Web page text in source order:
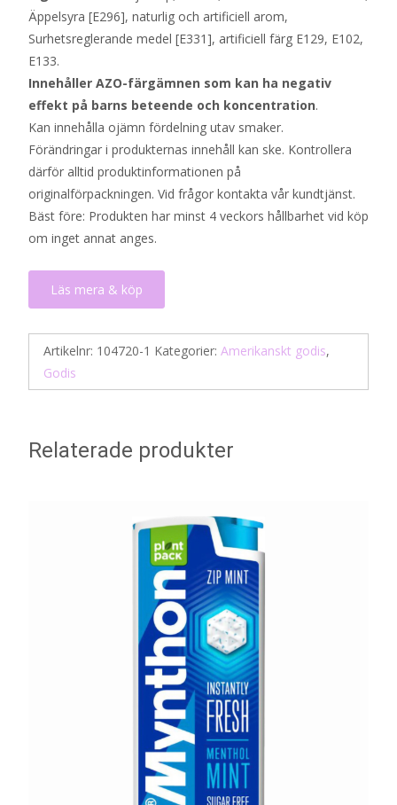
Äppelsyra [E296], naturlig och artificiell arom,
Surhetsreglerande medel [E331], artificiell färg E129, E102,
E133.
Innehåller AZO-färgämnen som kan ha negativ
effekt på barns beteende och koncentration.
Kan innehålla ojämn fördelning utav smaker.
Förändringar i produkternas innehåll kan ske. Kontrollera
därför alltid produktinformationen på
originalförpackningen. Vid frågor kontakta vår kundtjänst.
Bäst före: Produkten har minst 4 veckors hållbarhet vid köp
om inget annat anges.
Läs mera & köp
Artikelnr: 104720-1 Kategorier: Amerikanskt godis,
Godis
Relaterade produkter